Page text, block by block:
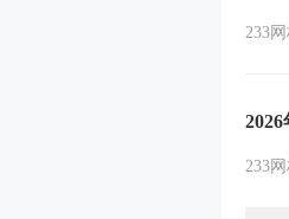
233
233